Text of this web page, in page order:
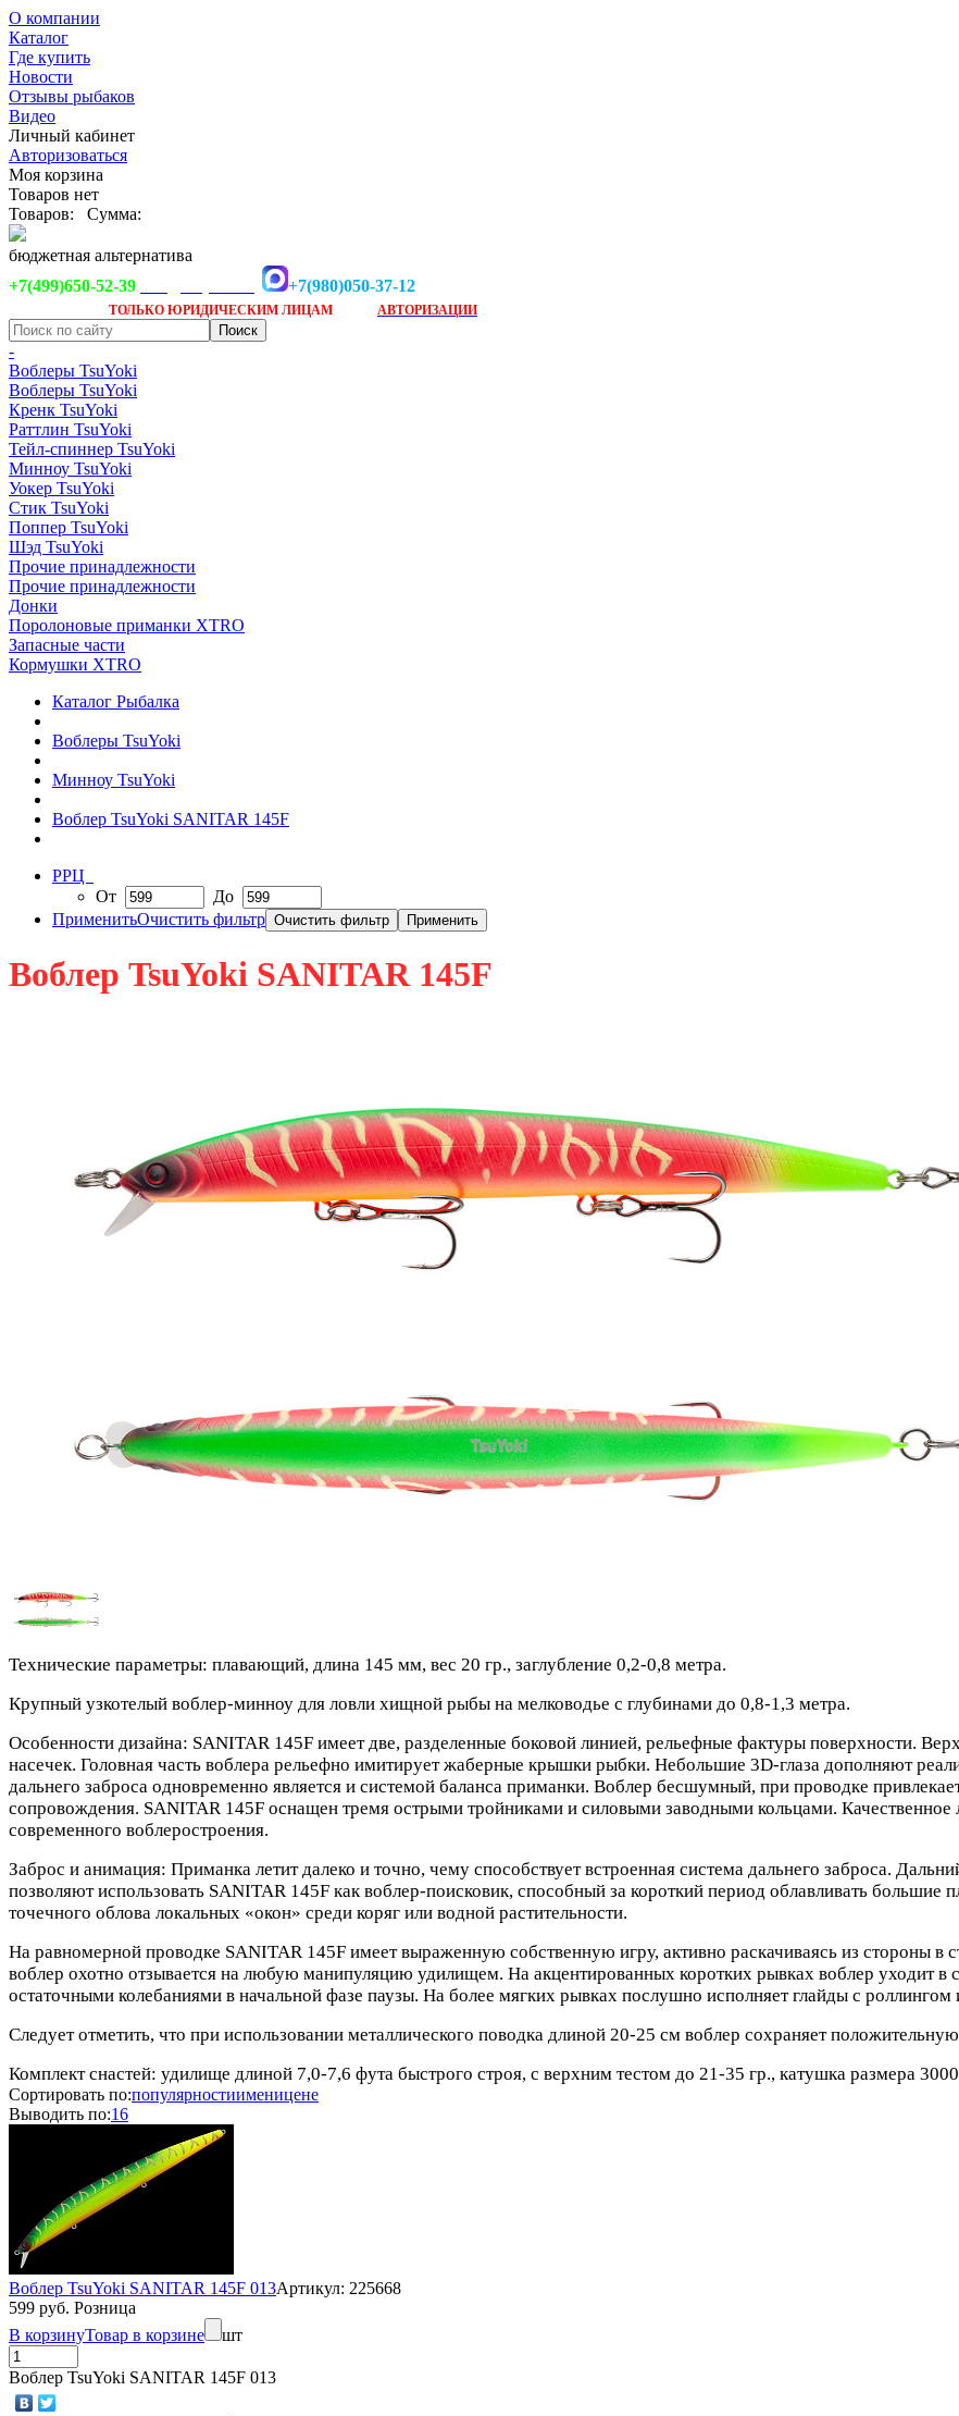
О компании
Каталог
Где купить
Новости
Отзывы рыбаков
Видео
Личный кабинет
Авторизоваться
Моя корзина
Товаров нет
Товаров:
Сумма:
бюджетная альтернатива
+7(499)650-52-39
+7(980)050-37-12
ТОЛЬКО ЮРИДИЧЕСКИМ ЛИЦАМ АВТОРИЗАЦИИ
-
Воблеры TsuYoki
Воблеры TsuYoki
Кренк TsuYoki
Раттлин TsuYoki
Тейл-спиннер TsuYoki
Минноу TsuYoki
Уокер TsuYoki
Стик TsuYoki
Поппер TsuYoki
Шэд TsuYoki
Прочие принадлежности
Прочие принадлежности
Донки
Поролоновые приманки XTRO
Запасные части
Кормушки XTRO
Каталог Рыбалка
Воблеры TsuYoki
Минноу TsuYoki
Воблер TsuYoki SANITAR 145F
РРЦ
От
До
ПрименитьОчистить фильтр
Воблер TsuYoki SANITAR 145F
Технические параметры: плавающий, длина 145 мм, вес 20 гр., заглубление 0,2-0,8 метра.
Крупный узкотелый воблер-минноу для ловли хищной рыбы на мелководье с глубинами до 0,8-1,3 метра.
Особенности дизайна: SANITAR 145F имеет две, разделенные боковой линией, рельефные фактуры поверхности.
насечек. Головная часть воблера рельефно имитирует жаберные крышки рыбки. Небольшие 3D-глаза дополняют
дальнего заброса одновременно является и системой баланса приманки. Воблер бесшумный, при проводке
сопровождения. SANITAR 145F оснащен тремя острыми тройниками и силовыми заводными кольцами. Качественное
современного воблеростроения.
Заброс и анимация: Приманка летит далеко и точно, чему способствует встроенная система дальнего заброса.
позволяют использовать SANITAR 145F как воблер-поисковик, способный за короткий период облавливать большие
точечного облова локальных «окон» среди коряг или водной растительности.
На равномерной проводке SANITAR 145F имеет выраженную собственную игру, активно раскачиваясь из стороны в
воблер охотно отзывается на любую манипуляцию удилищем. На акцентированных коротких рывках воблер уходит в
остаточными колебаниями в начальной фазе паузы. На более мягких рывках послушно исполняет глайды с роллингом
Следует отметить, что при использовании металлического поводка длиной 20-25 см воблер сохраняет
Комплект снастей: удилище длиной 7,0-7,6 фута быстрого строя, с верхним тестом до 21-35 гр., катушка размера
Сортировать по:популярностиименицене
Выводить по:16
Воблер TsuYoki SANITAR 145F 013Артикул: 225668
599 руб. Розница
В корзинуТовар в корзине шт
Воблер TsuYoki SANITAR 145F 013